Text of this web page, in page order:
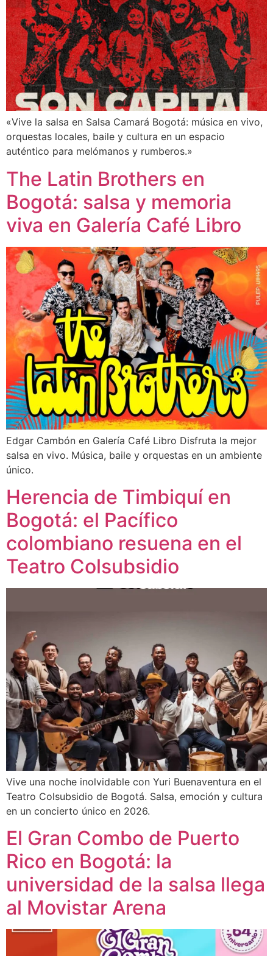
«Vive la salsa en Salsa Camará Bogotá: música en vivo,
orquestas locales, baile y cultura en un espacio
auténtico para melómanos y rumberos.»
The Latin Brothers en
Bogotá: salsa y memoria
viva en Galería Café Libro
Edgar Cambón en Galería Café Libro Disfruta la mejor
salsa en vivo. Música, baile y orquestas en un ambiente
único.
Herencia de Timbiquí en
Bogotá: el Pacífico
colombiano resuena en el
Teatro Colsubsidio
Vive una noche inolvidable con Yuri Buenaventura en el
Teatro Colsubsidio de Bogotá. Salsa, emoción y cultura
en un concierto único en 2026.
El Gran Combo de Puerto
Rico en Bogotá: la
universidad de la salsa llega
al Movistar Arena